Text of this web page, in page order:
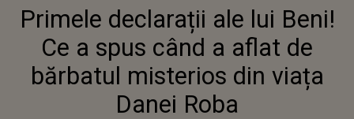
BENI! CE A SPUS CÂND A AFLAT
DE BĂRBATUL MISTERIOS DIN
VIAȚA DANEI ROBA
Primele declarații ale lui Beni!
Ce a spus când a aflat de
bărbatul misterios din viața
Danei Roba